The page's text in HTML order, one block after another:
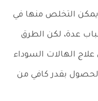
يمكن التخلص منها في
عدة، لكن الطرق
الهالات السوداء
بقدر كافي من